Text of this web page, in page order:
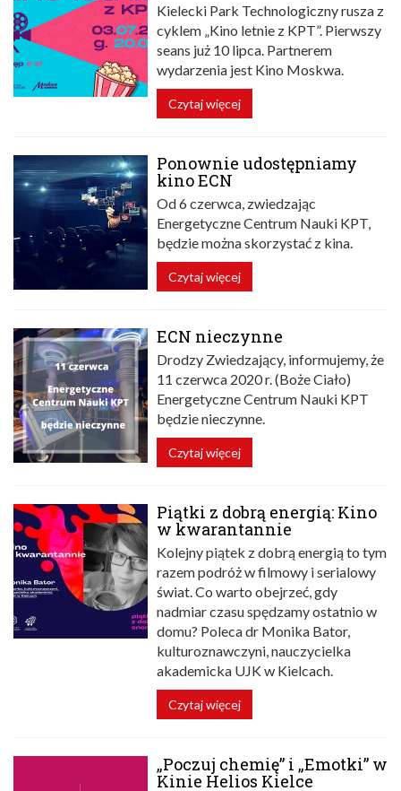
Kielecki Park Technologiczny rusza z
cyklem „Kino letnie z KPT”. Pierwszy
seans już 10 lipca. Partnerem
wydarzenia jest Kino Moskwa.
Czytaj więcej
Ponownie udostępniamy
kino ECN
Od 6 czerwca, zwiedzając
Energetyczne Centrum Nauki KPT,
będzie można skorzystać z kina.
Czytaj więcej
ECN nieczynne
Drodzy Zwiedzający, informujemy, że
11 czerwca 2020 r. (Boże Ciało)
Energetyczne Centrum Nauki KPT
będzie nieczynne.
Czytaj więcej
Piątki z dobrą energią: Kino
w kwarantannie
Kolejny piątek z dobrą energią to tym
razem podróż w filmowy i serialowy
świat. Co warto obejrzeć, gdy
nadmiar czasu spędzamy ostatnio w
domu? Poleca dr Monika Bator,
kulturoznawczyni, nauczycielka
akademicka UJK w Kielcach.
Czytaj więcej
„Poczuj chemię” i „Emotki” w
Kinie Helios Kielce